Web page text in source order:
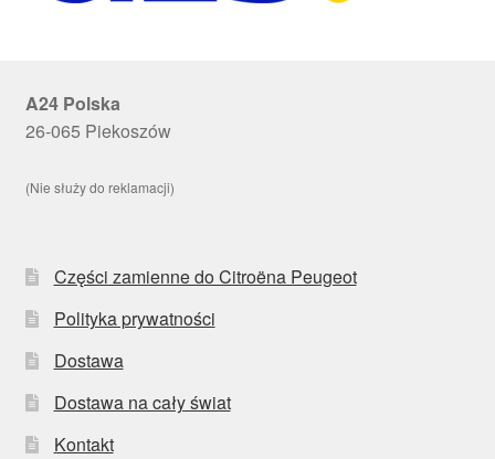
A24 Polska
26-065 Piekoszów
(Nie służy do reklamacji)
Części zamienne do Citroëna Peugeot
Polityka prywatności
Dostawa
Dostawa na cały świat
Kontakt